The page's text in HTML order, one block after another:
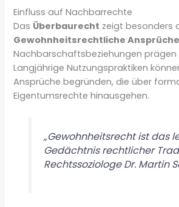
Einfluss auf Nachbarrechte
Das Überbaurecht zeigt besonders
Gewohnheitsrechtliche Ansprüche
Nachbarschaftsbeziehungen prägen
Langjährige Nutzungspraktiken
Ansprüche begründen, die über
Eigentumsrechte hinausgehen.
„Gewohnheitsrecht ist das
Gedächtnis rechtlicher
Rechtssoziologe Dr. Martin